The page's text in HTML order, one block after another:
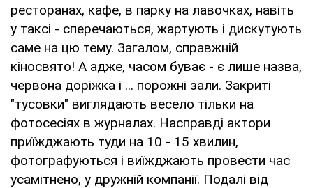
ресторанах, кафе, в парку на лавочках, навіть
у таксі - сперечаються, жартують і дискутують
саме на цю тему. Загалом, справжній
кіносвято! А адже, часом буває - є лише назва,
червона доріжка і ... порожні зали. Закриті
"тусовки" виглядають весело тільки на
фотосесіях в журналах. Насправді актори
приїжджають туди на 10 - 15 хвилин,
фотографуються і виїжджають провести час
усамітнено, у дружній компанії. Подалі від